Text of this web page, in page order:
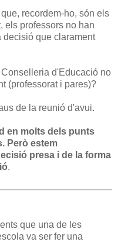
recordem-ho, són els
els professors no han
decisió que clarament
d'Educació no
(professorat i pares)?
de la reunió d'avui.
en molts dels punts
Però estem
presa i de la forma
.
que una de les
va ser fer una